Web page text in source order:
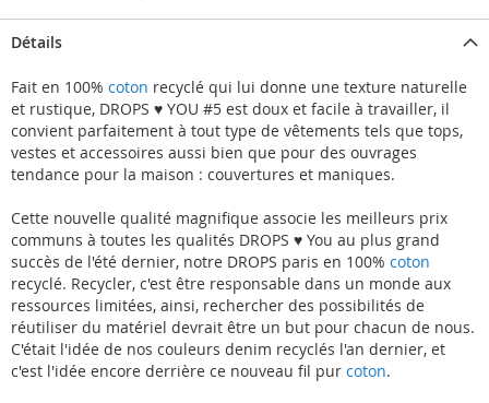
Détails
Fait en 100% coton recyclé qui lui donne une texture naturelle
et rustique, DROPS ♥ YOU #5 est doux et facile à travailler, il
convient parfaitement à tout type de vêtements tels que tops,
vestes et accessoires aussi bien que pour des ouvrages
tendance pour la maison : couvertures et maniques.
Cette nouvelle qualité magnifique associe les meilleurs prix
communs à toutes les qualités DROPS ♥ You au plus grand
succès de l'été dernier, notre DROPS paris en 100% coton
recyclé. Recycler, c'est être responsable dans un monde aux
ressources limitées, ainsi, rechercher des possibilités de
réutiliser du matériel devrait être un but pour chacun de nous.
C'était l'idée de nos couleurs denim recyclés l'an dernier, et
c'est l'idée encore derrière ce nouveau fil pur coton.